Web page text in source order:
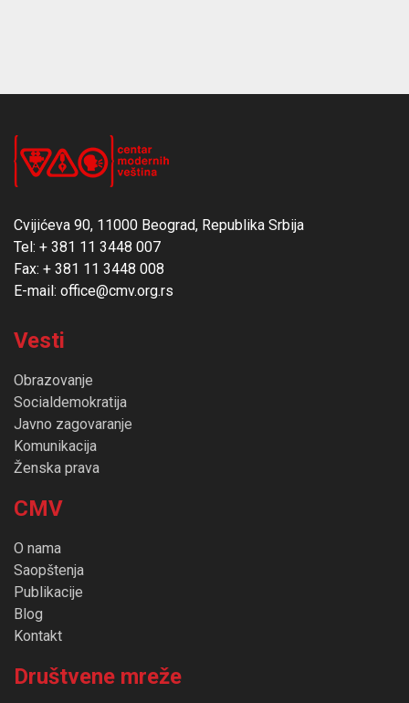
Cvijićeva 90, 11000 Beograd, Republika Srbija
Tel: + 381 11 3448 007
Fax: + 381 11 3448 008
E-mail: office@cmv.org.rs
Vesti
Obrazovanje
Socialdemokratija
Javno zagovaranje
Komunikacija
Ženska prava
CMV
O nama
Saopštenja
Publikacije
Blog
Kontakt
Društvene mreže